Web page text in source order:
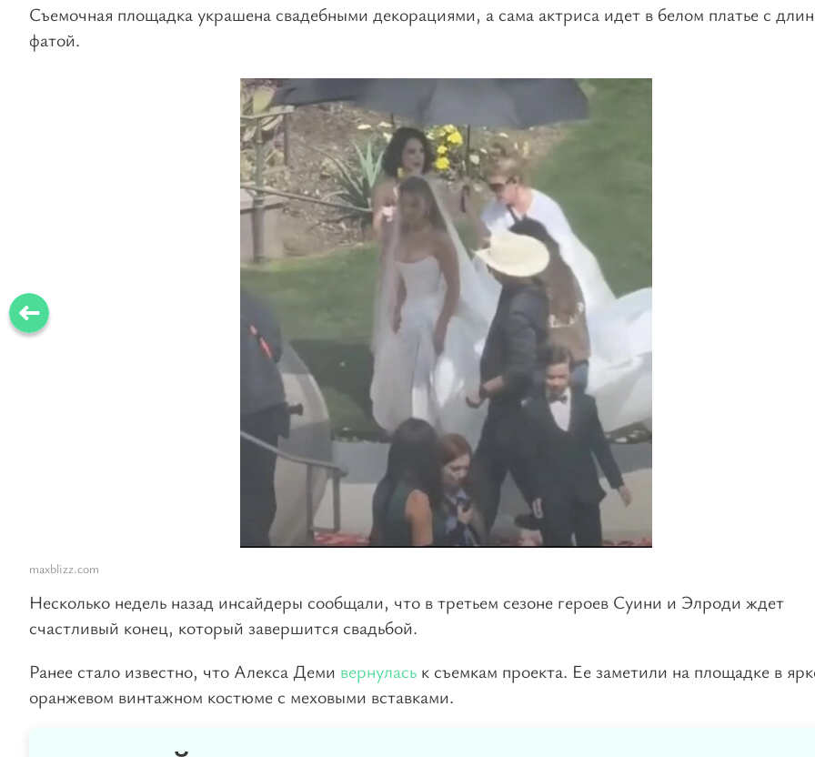
Съемочная площадка украшена свадебными декорациями, а сама актриса идет в белом платье с
фатой.
maxblizz.com
Несколько недель назад инсайдеры сообщали, что в третьем сезоне героев Суини и Элроди ждет
счастливый конец, который завершится свадьбой.
Ранее стало известно, что Алекса Деми вернулась к съемкам проекта. Ее заметили на площадке в
оранжевом винтажном костюме с меховыми вставками.